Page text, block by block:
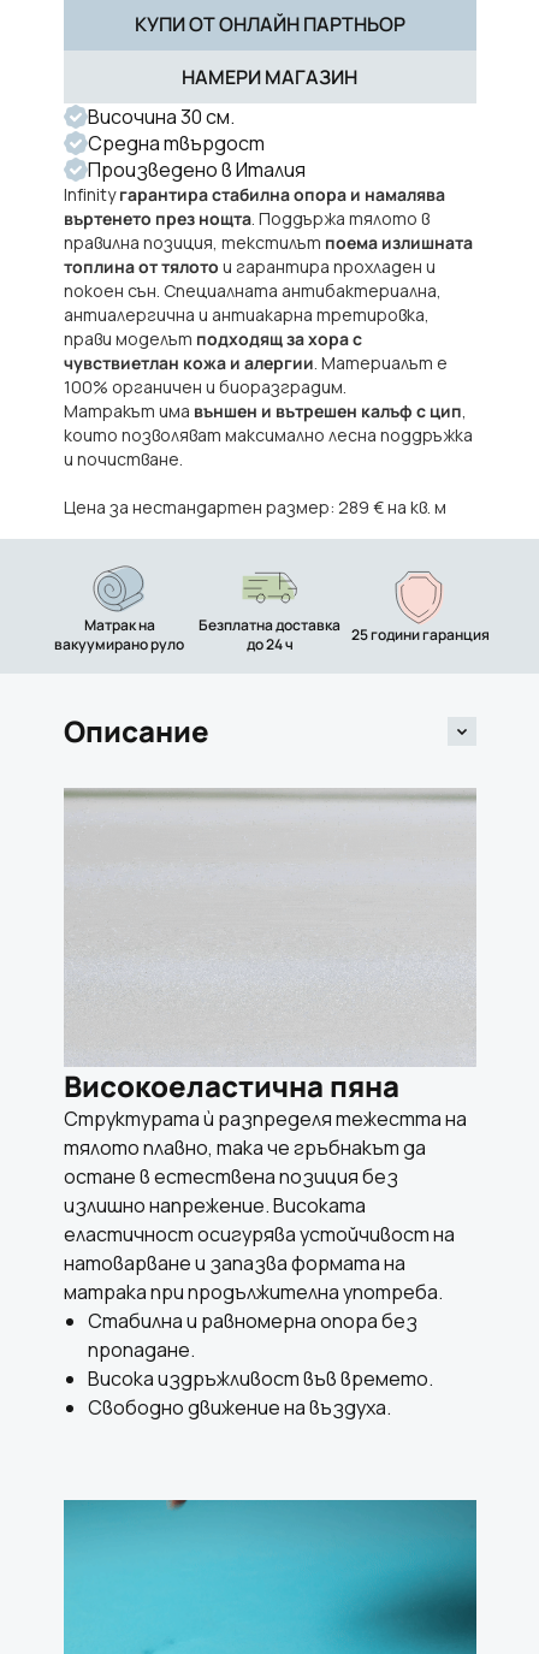
КУПИ ОТ ОНЛАЙН ПАРТНЬОР
НАМЕРИ МАГАЗИН
Височина 30 см.
Средна твърдост
Произведено в Италия
Infinityгарантира стабилна опора и намалява
въртенето през нощта. Поддържа тялото в
правилна позиция, текстилът поема излишната
топлина от тялото и гарантира прохладен и
покоен сън. Специалната антибактериална,
антиалергична и антиакарна третировка,
прави моделът подходящ за хора с
чувствиетлан кожа и алергии. Материалът е
100% органичен и биоразградим.
Матракът има външен и вътрешен калъф с цип,
които позволяват максимално лесна поддръжка
и почистване.
Цена за нестандартен размер: 289 € на кв. м
Матрак на
вакуумирано руло
Безплатна доставка
до 24 ч
25 години гаранция
Описание
Високоеластична пяна
Структурата ѝ разпределя тежестта на
тялото плавно, така че гръбнакът да
остане в естествена позиция без
излишно напрежение. Високата
еластичност осигурява устойчивост на
натоварване и запазва формата на
матрака при продължителна употреба.
Стабилна и равномерна опора без
пропадане.
Висока издръжливост във времето.
Свободно движение на въздуха.